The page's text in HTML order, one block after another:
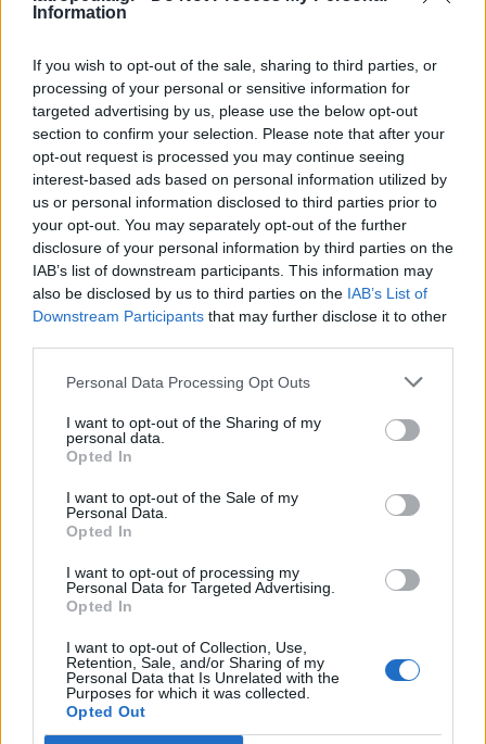
Information
If you wish to opt-out of the sale, sharing to third parties, or
processing of your personal or sensitive information for
targeted advertising by us, please use the below opt-out
section to confirm your selection. Please note that after your
opt-out request is processed you may continue seeing
interest-based ads based on personal information utilized by
us or personal information disclosed to third parties prior to
your opt-out. You may separately opt-out of the further
disclosure of your personal information by third parties on the
IAB’s list of downstream participants. This information may
also be disclosed by us to third parties on the IAB’s List of
Downstream Participants that may further disclose it to other
Personal Data Processing Opt Outs
I want to opt-out of the Sharing of my
personal data.
Opted In
I want to opt-out of the Sale of my
Personal Data.
Opted In
I want to opt-out of processing my
Personal Data for Targeted Advertising.
Opted In
I want to opt-out of Collection, Use,
Retention, Sale, and/or Sharing of my
Personal Data that Is Unrelated with the
Purposes for which it was collected.
Opted Out
(παράγουν), απέκτησαν πολύ σοβαρότερα επίπεδα
ερευνητής Dr. Howard Chang, καθηγητής
Γενετικής & Έρευνας του Καρκίνου στο
Στάνφορντ.
Στη συνέχεια της έρευνάς τους, οι επιστήμονες
ανέλυσαν δείγματα αίματος από ανθρώπους
με λύκο ή δερματομυοσίτιδα, μία άλλη
αυτοάνοση πάθηση. Οι ασθενείς είχαν στο αίμα
τους υψηλά επίπεδα αντισωμάτων έναντι των
πρωτεϊνών που σχετίζονται με το μόριο Xist.
Οι επιστήμονες πιστεύουν ότι τα ευρήματά τους
εξηγούν σε μεγάλο βαθμό, αλλά όχι εξ
ολοκλήρου το μυστήριο. Και αυτό διότι μερικά
αυτοάνοσα νοσήματα, όπως ο διαβήτης τύπου 1,
είναι συχνότερα στους άνδρες.
Αν όμως τα ευρήματά τους επαληθευτούν σε
μεγαλύτερες μελέτες, είναι πιθανό να
οδηγήσουν στην ανάπτυξη νέων θεραπειών που
θα στοχεύουν ειδικά αυτό το μόριο και όχι
γενικώς το ανοσοποιητικό.
Φωτογραφία: iStock